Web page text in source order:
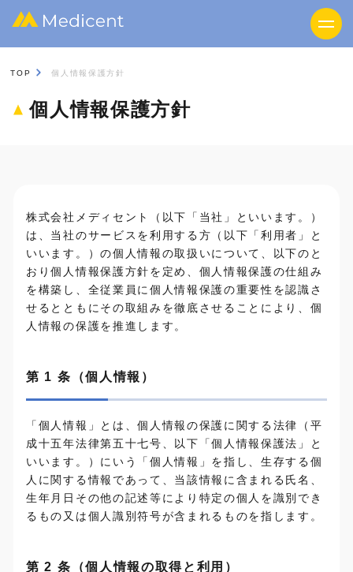
TOP 個人情報保護方針
個人情報保護方針
株式会社メディセント（以下「当社」といいます。）
は、当社のサービスを利用する方（以下「利用者」と
いいます。）の個人情報の取扱いについて、以下のと
おり個人情報保護方針を定め、個人情報保護の仕組み
を構築し、全従業員に個人情報保護の重要性を認識さ
せるとともにその取組みを徹底させることにより、個
人情報の保護を推進します。
第 1 条（個人情報）
「個人情報」とは、個人情報の保護に関する法律（平
成十五年法律第五十七号、以下「個人情報保護法」と
いいます。）にいう「個人情報」を指し、生存する個
人に関する情報であって、当該情報に含まれる氏名、
生年月日その他の記述等により特定の個人を識別でき
るもの又は個人識別符号が含まれるものを指します。
第 2 条（個人情報の取得と利用）